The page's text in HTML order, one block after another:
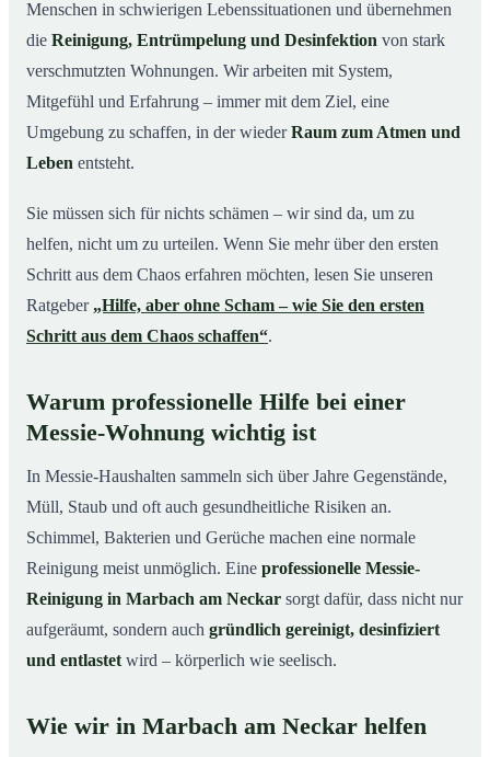
Menschen in schwierigen Lebenssituationen und übernehmen
die Reinigung, Entrümpelung und Desinfektion von stark
verschmutzten Wohnungen. Wir arbeiten mit System,
Mitgefühl und Erfahrung – immer mit dem Ziel, eine
Umgebung zu schaffen, in der wiederRaum zum Atmen und
Leben entsteht.
Sie müssen sich für nichts schämen – wir sind da, um zu
helfen, nicht um zu urteilen. Wenn Sie mehr über den ersten
Schritt aus dem Chaos erfahren möchten, lesen Sie unseren
Ratgeber „Hilfe, aber ohne Scham – wie Sie den ersten
Schritt aus dem Chaos schaffen“.
Warum professionelle Hilfe bei einer
Messie-Wohnung wichtig ist
In Messie-Haushalten sammeln sich über Jahre Gegenstände,
Müll, Staub und oft auch gesundheitliche Risiken an.
Schimmel, Bakterien und Gerüche machen eine normale
Reinigung meist unmöglich. Eine professionelle Messie-
Reinigung in Marbach am Neckar sorgt dafür, dass nicht nur
aufgeräumt, sondern auch gründlich gereinigt, desinfiziert
und entlastet wird – körperlich wie seelisch.
Wie wir in Marbach am Neckar helfen